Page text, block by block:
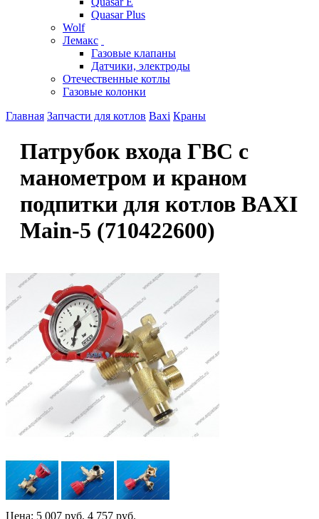
Quasar Plus
Wolf
Лемакс
Газовые клапаны
Датчики, электроды
Отечественные котлы
Газовые колонки
Главная Запчасти для котлов Baxi Краны
Патрубок входа ГВС с
манометром и краном
подпитки для котлов BAXI
Main-5 (710422600)
Цена: 5 007 руб. 4 757 руб.